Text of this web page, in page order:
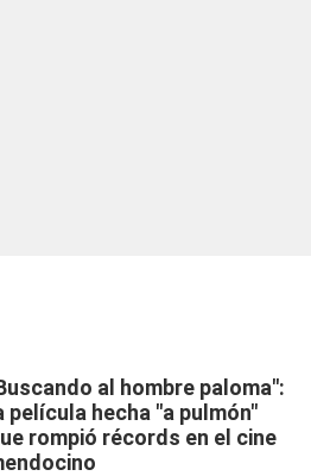
al hombre paloma":
película hecha "a pulmón"
rompió récords en el cine